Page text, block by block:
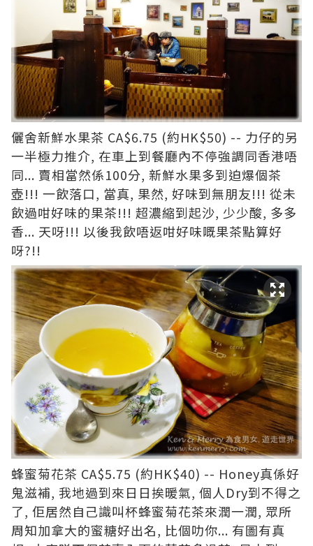
儷舍新鮮水果茶 CA$6.75 (約HK$50) -- 力仔的另
一半極力推介, 在車上到餐廳內不停強調同香港唔
同... 賣相當然係100分, 新鮮水果多到迫爆個茶
壺!!! 一飲落口, 當真, 果然, 好味到無朋友!!! 從未
飲過咁好味的果茶!!! 超濃縮到起沙, 少少酸, 多多
香... 天呀!!! 以後我飲唔返咁好味嘅果茶點算好
呀?!!
蜂蜜菊花茶 CA$5.75 (約HK$40) -- Honey真係好
鬼滋補, 我地過到來日日挨暖氣, 個人Dry到不得之
了, 佢居然自己識叫杯蜂蜜菊花茶來潤一潤, 眾所
周知加拿大的蜜糖好出名, 比個叻你... 有圖有真